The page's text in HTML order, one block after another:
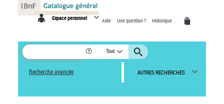
Espace personnel Aide Une question ? Historique
Tout
Recherche avancée AUTRES RECHERCHES
Panneau de gestion des cookies